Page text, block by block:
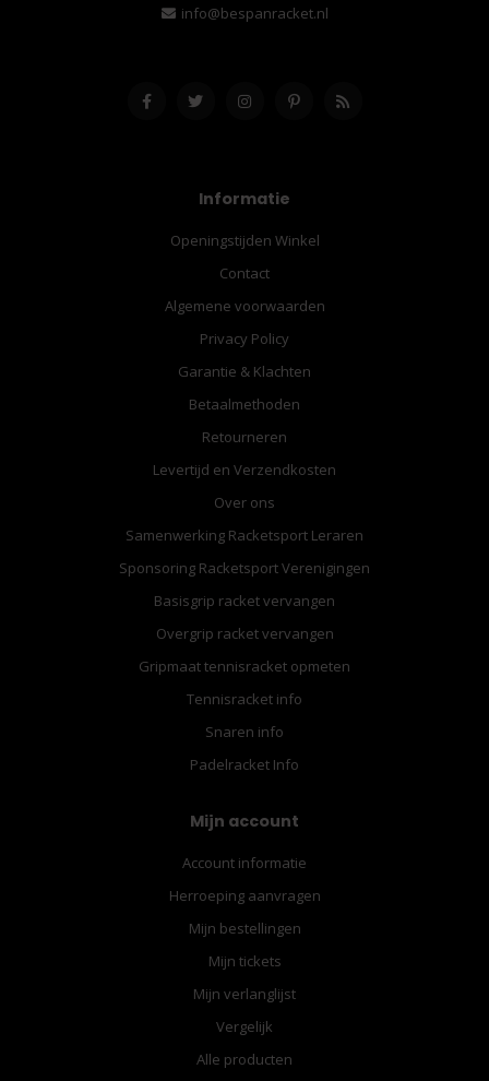
info@bespanracket.nl
Informatie
Openingstijden Winkel
Contact
Algemene voorwaarden
Privacy Policy
Garantie & Klachten
Betaalmethoden
Retourneren
Levertijd en Verzendkosten
Over ons
Samenwerking Racketsport Leraren
Sponsoring Racketsport Verenigingen
Basisgrip racket vervangen
Overgrip racket vervangen
Gripmaat tennisracket opmeten
Tennisracket info
Snaren info
Padelracket Info
Mijn account
Account informatie
Herroeping aanvragen
Mijn bestellingen
Mijn tickets
Mijn verlanglijst
Vergelijk
Alle producten